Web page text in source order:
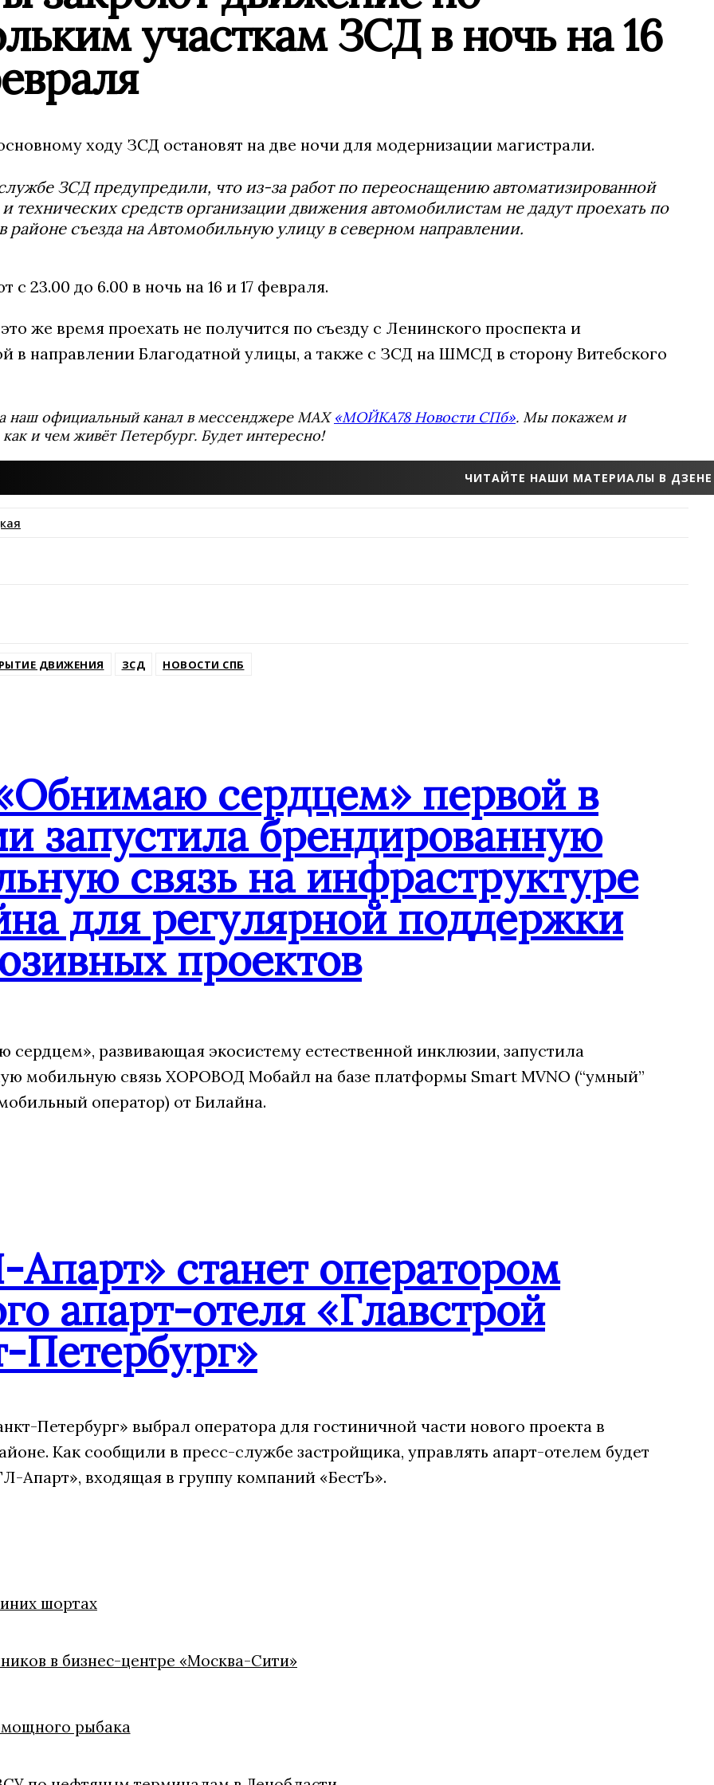
участкам ЗСД в ночь на 16
ходу ЗСД остановят на две ночи для модернизации магистрали.
ЗСД предупредили, что из-за работ по переоснащению автоматизированной
технических средств организации движения автомобилистам не дадут проехать по
районе съезда на Автомобильную улицу в северном направлении.
с 23.00 до 6.00 в ночь на 16 и 17 февраля.
же время проехать не получится по съезду с Ленинского проспекта и
в направлении Благодатной улицы, а также с ЗСД на ШМСД в сторону Витебского
наш официальный канал в мессенджере MAX«МОЙКА78 Новости СПб». Мы покажем и
и чем живёт Петербург. Будет интересно!
ЧИТАЙТЕ НАШИ МАТЕРИАЛЫ В ДЗЕНЕ
ДВИЖЕНИЯ ЗСД НОВОСТИ СПБ
сердцем» первой в
запустила брендированную
связь на инфраструктуре
для регулярной поддержки
проектов
развивающая экосистему естественной инклюзии, запустила
мобильную связь ХОРОВОД Мобайл на базе платформы Smart MVNO (“умный”
оператор) от Билайна.
станет оператором
апарт-отеля «Главстрой
Петербург»
Петербург» выбрал оператора для гостиничной части нового проекта в
Как сообщили в пресс-службе застройщика, управлять апарт-отелем будет
Апарт», входящая в группу компаний «БестЪ».
шортах
в бизнес-центре «Москва-Сити»
рыбака